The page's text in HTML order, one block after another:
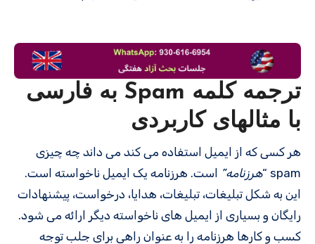
ترجمه کلمه Spam به فارسی
با مثالهای کاربردی
هر کسی که از ایمیل استفاده می کند می داند چه چیزی
spam “ هرزنامه” است. هرزنامه یک ایمیل ناخواسته است.
این به شکل تبلیغات، تبلیغات، هدایا، درخواست، پیشنهادات
رایگان و بسیاری از ایمیل های ناخواسته دیگر ارائه می شود.
کسب و کارها هرزنامه را به عنوان راهی برای جلب توجه